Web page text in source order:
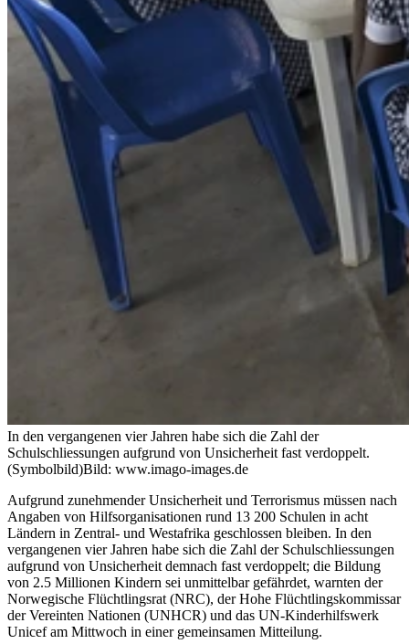
In den vergangenen vier Jahren habe sich die Zahl der
Schulschliessungen aufgrund von Unsicherheit fast verdoppelt.
(Symbolbild)Bild: www.imago-images.de
Aufgrund zunehmender Unsicherheit und Terrorismus müssen nach
Angaben von Hilfsorganisationen rund 13 200 Schulen in acht
Ländern in Zentral- und Westafrika geschlossen bleiben. In den
vergangenen vier Jahren habe sich die Zahl der Schulschliessungen
aufgrund von Unsicherheit demnach fast verdoppelt; die Bildung
von 2.5 Millionen Kindern sei unmittelbar gefährdet, warnten der
Norwegische Flüchtlingsrat (NRC), der Hohe Flüchtlingskommissar
der Vereinten Nationen (UNHCR) und das UN-Kinderhilfswerk
Unicef am Mittwoch in einer gemeinsamen Mitteilung.